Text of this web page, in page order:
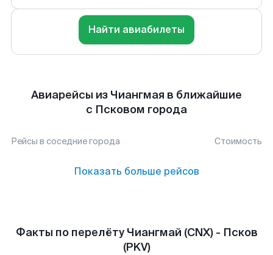
Найти авиабилеты
Авиарейсы из Чиангмая в ближайшие
с Псковом города
Рейсы в соседние города Стоимость
Показать больше рейсов
Факты по перелёту Чиангмай (CNX) - Псков
(PKV)